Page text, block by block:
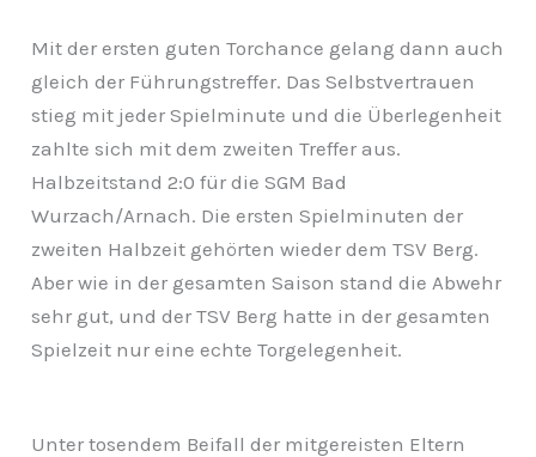
Mit der ersten guten Torchance gelang dann auch
gleich der Führungstreffer. Das Selbstvertrauen
stieg mit jeder Spielminute und die Überlegenheit
zahlte sich mit dem zweiten Treffer aus.
Halbzeitstand 2:0 für die SGM Bad
Wurzach/Arnach. Die ersten Spielminuten der
zweiten Halbzeit gehörten wieder dem TSV Berg.
Aber wie in der gesamten Saison stand die Abwehr
sehr gut, und der TSV Berg hatte in der gesamten
Spielzeit nur eine echte Torgelegenheit.
Unter tosendem Beifall der mitgereisten Eltern